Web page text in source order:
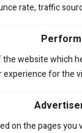
rate, traffic
website which
for the
on the pages you